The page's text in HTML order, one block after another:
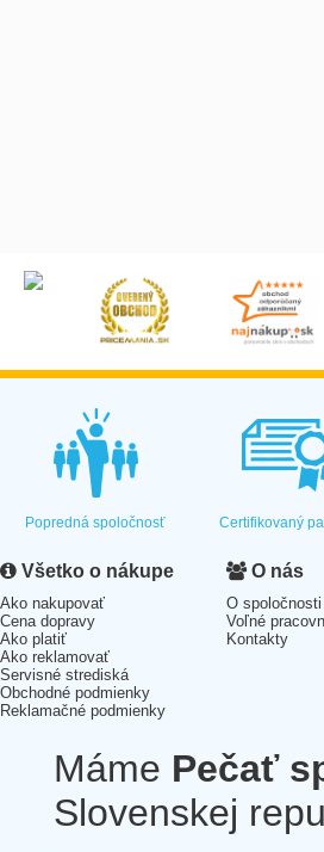
Popredná spoločnosť Certifikovaný
Všetko o nákupe
Ako nakupovať
Cena dopravy
Ako platiť
Ako reklamovať
Servisné strediská
Obchodné podmienky
Reklamačné podmienky
O nás
O spoločnosti
Voľné
Kontakty
Máme Pečať
Slovenskej